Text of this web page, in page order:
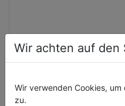
AKTUELLE PROJEKTE
Wir achten auf den
Wir verwenden Cookies,
zu.